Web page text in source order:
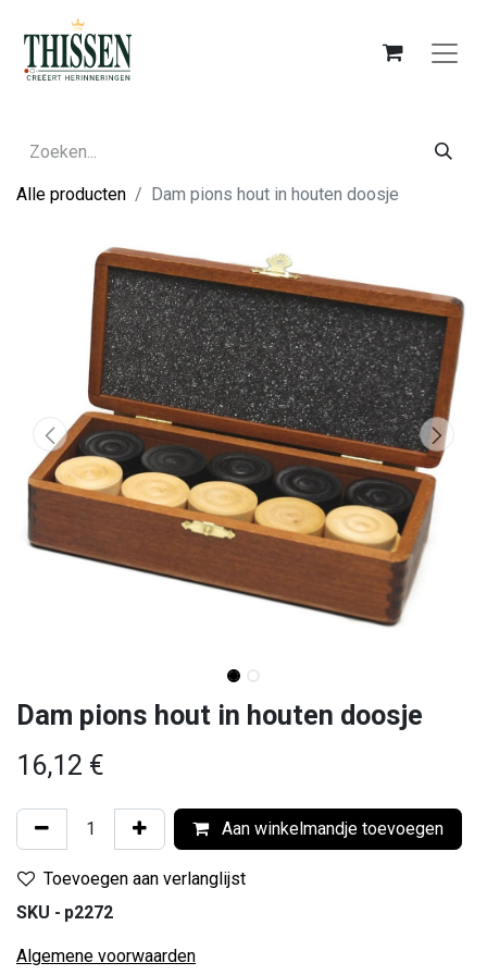
Alle producten Dam pions hout in houten doosje
Dam pions hout in houten doosje
16,12 €
Aan winkelmandje toevoegen
Toevoegen aan verlanglijst
SKU - p2272
Algemene voorwaarden